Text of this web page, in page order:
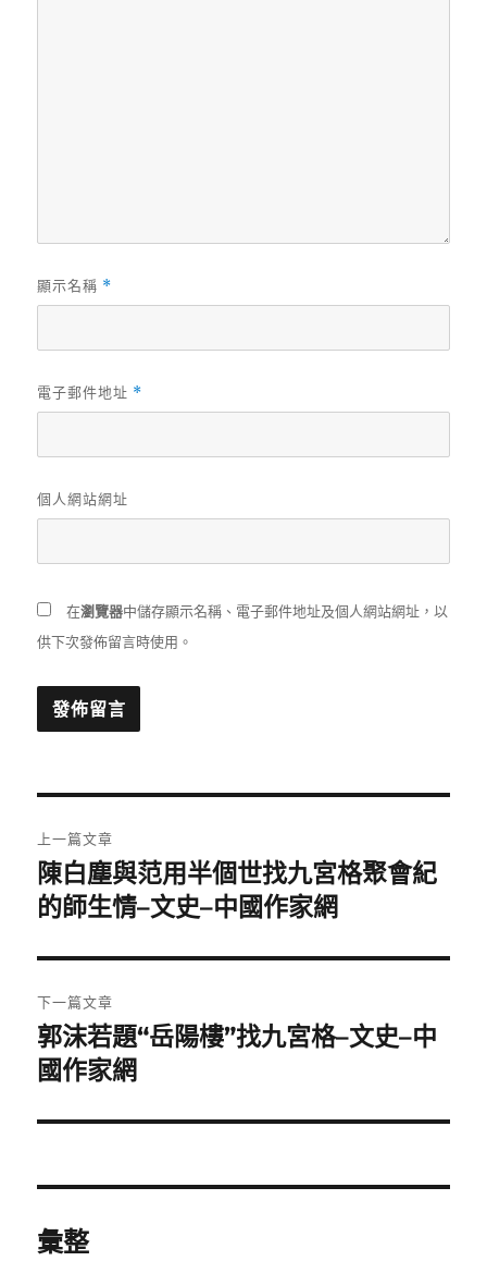
顯示名稱 *
電子郵件地址 *
個人網站網址
在瀏覽器中儲存顯示名稱、電子郵件地址及個人網站網址，以
供下次發佈留言時使用。
章
導
覽
上一篇文章
上
一
文
章:
陳白塵與范用半個世找九宮格聚會紀
的師生情–文史–中國作家網
下一篇文章
下
一
文
郭沫若題“岳陽樓”找九宮格–文史–中
國作家網
彙整